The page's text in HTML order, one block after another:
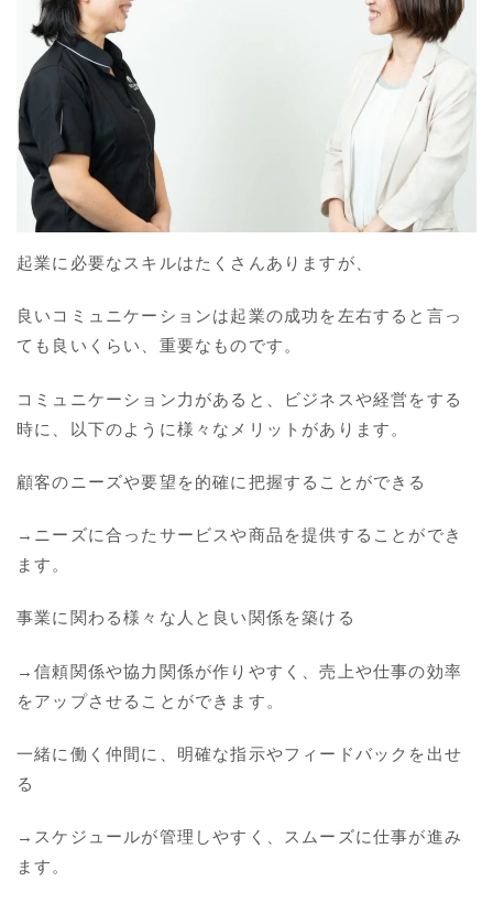
起業に必要なスキルはたくさんありますが、
良いコミュニケーションは起業の成功を左右すると言っ
ても良いくらい、重要なものです。
コミュニケーション力があると、ビジネスや経営をする
時に、以下のように様々なメリットがあります。
顧客のニーズや要望を的確に把握することができる
→ニーズに合ったサービスや商品を提供することができ
ます。
事業に関わる様々な人と良い関係を築ける
→信頼関係や協力関係が作りやすく、売上や仕事の効率
をアップさせることができます。
一緒に働く仲間に、明確な指示やフィードバックを出せ
る
→スケジュールが管理しやすく、スムーズに仕事が進み
ます。